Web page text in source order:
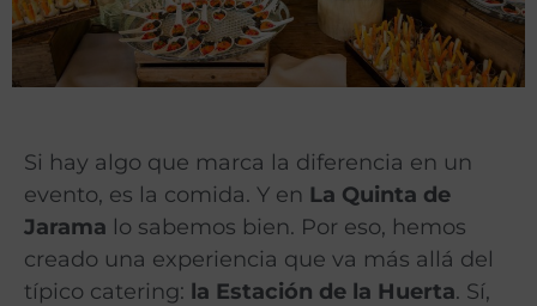
Si hay algo que marca la diferencia en un
evento, es la comida. Y en La Quinta de
Jarama lo sabemos bien. Por eso, hemos
creado una experiencia que va más allá del
típico catering: la Estación de la Huerta. Sí,